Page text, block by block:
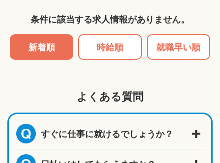
条件に該当する求人情報がありません。
新着順 時給順 就職早い順
よくある質問
Q すぐに仕事に就けるでしょうか？